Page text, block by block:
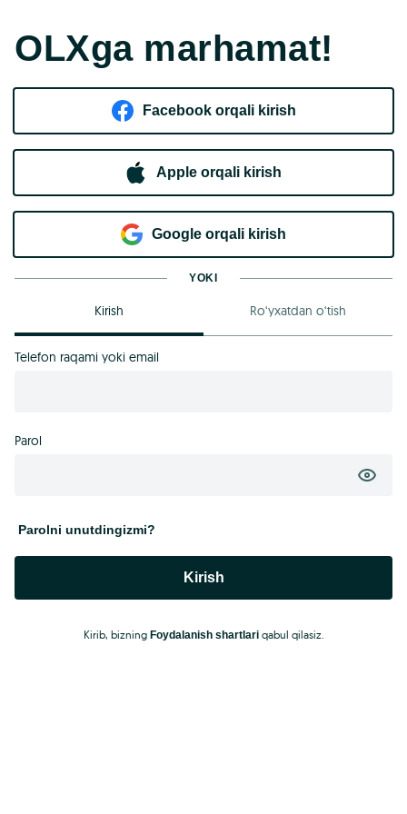
OLXga marhamat!
Facebook orqali kirish​
Apple orqali kirish
Goo​g​le orqali kirish
YOKI
Kirish Ro‘yxatdan o‘tish
Telefon raqami yoki email
Parol
Parolni unutdingizmi?
Kirish
Kirib, bizning Foydalanish shartlariqabul qilasiz.